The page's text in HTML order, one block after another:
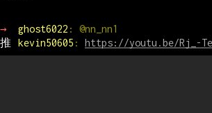
→ ghost6022 : @nn_nn1
推
kevin50605 : https://youtu.be/Rj_-